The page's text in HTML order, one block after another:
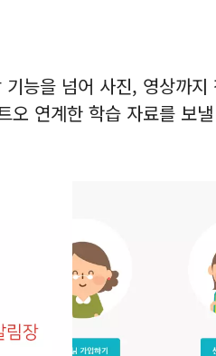
능을 넘어 사진, 영상까
오 연계한 학습 자료를 보